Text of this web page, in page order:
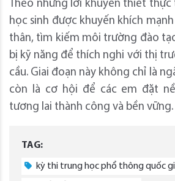
Theo những lời khuyên thiết thực
học sinh được khuyến khích
thân, tìm kiếm môi trường đào
bị kỹ năng để thích nghi với thị
cầu. Giai đoạn này không chỉ là
còn là cơ hội để các em đặt
tương lai thành công và bền vững.
TAG:
kỳ thi trung học phổ thông quốc